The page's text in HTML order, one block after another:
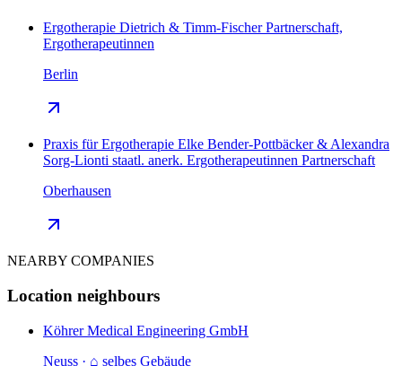
Ergotherapie Dietrich & Timm-Fischer Partnerschaft,
Ergotherapeutinnen
Berlin
Praxis für Ergotherapie Elke Bender-Pottbäcker & Alexandra
Sorg-Lionti staatl. anerk. Ergotherapeutinnen Partnerschaft
Oberhausen
NEARBY COMPANIES
Location neighbours
Köhrer Medical Engineering GmbH
Neuss · ⌂ selbes Gebäude